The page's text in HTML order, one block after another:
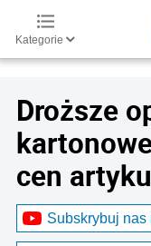
Kategorie
Droższe
cen
Subskrybuj nas